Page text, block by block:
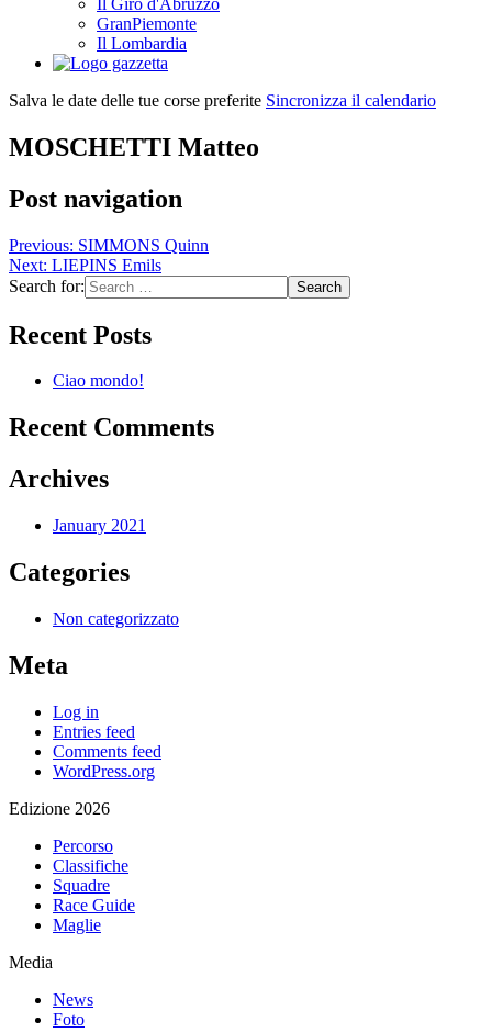
GranPiemonte
Il Lombardia
Salva le date delle tue corse preferite Sincronizza il calendario
MOSCHETTI Matteo
Post navigation
Previous: SIMMONS Quinn
Next: LIEPINS Emils
Search for:
Recent Posts
Ciao mondo!
Recent Comments
Archives
January 2021
Categories
Non categorizzato
Meta
Log in
Entries feed
Comments feed
WordPress.org
Edizione 2026
Percorso
Classifiche
Squadre
Race Guide
Maglie
Media
News
Foto